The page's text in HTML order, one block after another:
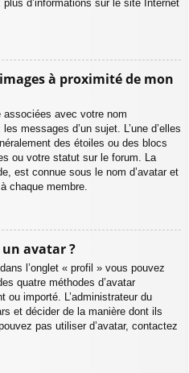
d’informations sur le site Internet
à proximité de mon
associées avec votre nom
messages d’un sujet. L’une d’elles
des étoiles ou des blocs
ou votre statut sur le forum. La
est connue sous le nom d’avatar et
chaque membre.
avatar ?
l’onglet « profil » vous pouvez
quatre méthodes d’avatar
ou importé. L’administrateur du
et décider de la manière dont ils
pas utiliser d’avatar, contactez